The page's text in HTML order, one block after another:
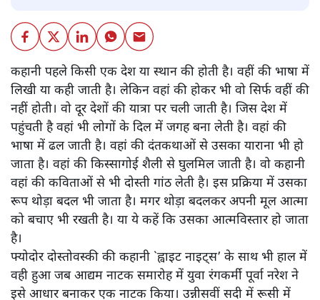
कहानी पहले किसी एक देश या स्थान की होती है। वहीं की भाषा में
लिखी या कही जाती है। लेकिन वहां की होकर भी वो सिर्फ वहीं की
नहीं होती। वो दूर देशों की यात्रा पर चली जाती है। जिस देश में
पहुंचती है वहां भी लोगों के दिल में जगह बना लेती है। वहां की
भाषा में ढल जाती है। वहां की दंतकथाओं से उसका याराना भी हो
जाता है। वहां की किस्सागोई शैली से घुलमिल जाती है। वो कहानी
वहां की कविताओं से भी दोस्ती गांठ लेती है। इस प्रक्रिया में उसका
रूप थोड़ा बदल भी जाता है। मगर थोड़ा बदलकर अपनी मूल आत्मा
को बचाए भी रखती है। या ये कहें कि उसका आत्मविस्तार हो जाता
है।
फ्योदोर दोस्तोवस्की की कहानी `ह्वाइट नाइट्स’ के साथ भी हाल में
वही हुआ जब आद्यम नाटक समारोह में युवा रंगकर्मी पूर्वा नरेश ने
इसे आधार बनाकर एक नाटक किया। उन्नीसवीं सदी में रूसी में